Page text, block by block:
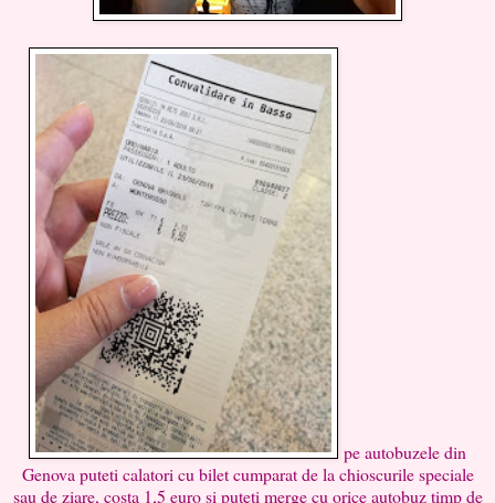
pe autobuzele din
Genova puteti calatori cu bilet cumparat de la chioscurile speciale
sau de ziare, costa 1,5 euro si puteti merge cu orice autobuz timp de